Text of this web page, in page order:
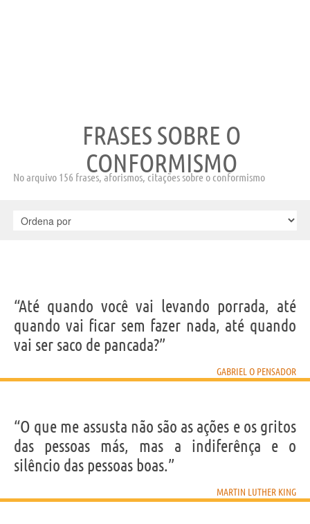
FRASES SOBRE O
CONFORMISMO
No arquivo 156 frases, aforismos, citações sobre o conformismo
“Até quando você vai levando porrada, até
quando vai ficar sem fazer nada, até quando
vai ser saco de pancada?”
GABRIEL O PENSADOR
“O que me assusta não são as ações e os gritos
das pessoas más, mas a indiferênça e o
silêncio das pessoas boas.”
MARTIN LUTHER KING